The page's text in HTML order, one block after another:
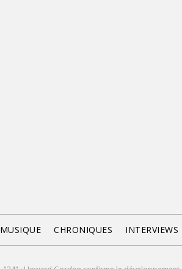
MUSIQUE CHRONIQUES INTERVIEWS